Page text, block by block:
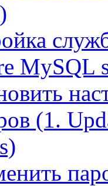
MySQL
(1.